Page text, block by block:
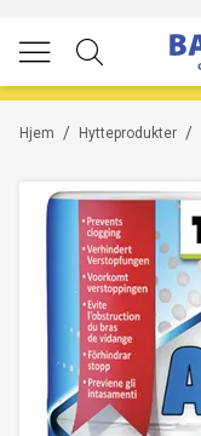
/
Hjem /
Hytteprodukter